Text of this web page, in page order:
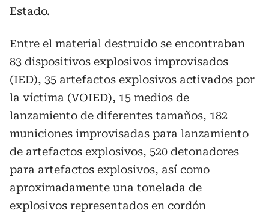
Estado.
Entre el material destruido se encontraban
83 dispositivos explosivos improvisados
(IED), 35 artefactos explosivos activados por
la víctima (VOIED), 15 medios de
lanzamiento de diferentes tamaños, 182
municiones improvisadas para lanzamiento
de artefactos explosivos, 520 detonadores
para artefactos explosivos, así como
aproximadamente una tonelada de
explosivos representados en cordón